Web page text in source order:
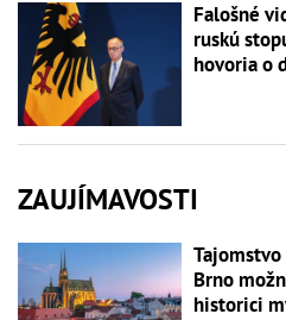
Falošné
ruskú
hovoria o
ZAUJÍMAVOSTI
Brno
historici